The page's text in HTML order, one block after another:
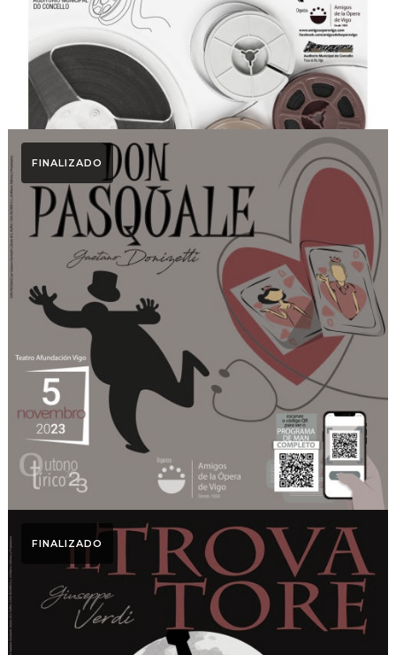
Don Pasquale. Otoño
Lírico 2023
Otoño Lírico
FINALIZADO
FINALIZADO